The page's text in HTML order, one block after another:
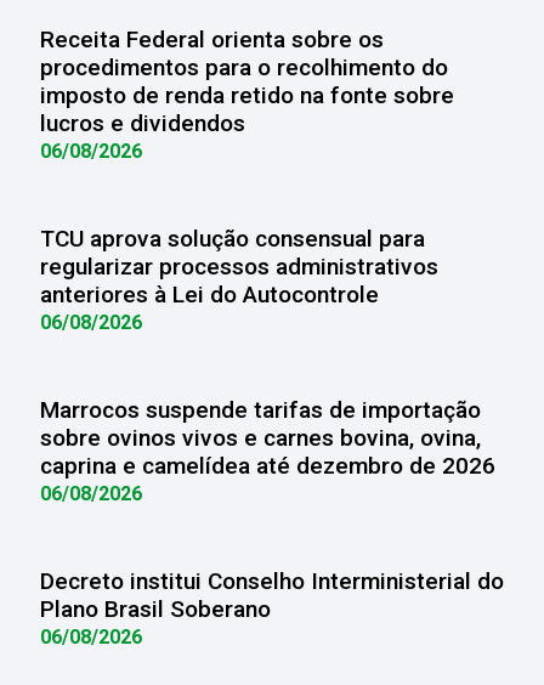
Receita Federal orienta sobre os
procedimentos para o recolhimento do
imposto de renda retido na fonte sobre
lucros e dividendos
06/08/2026
TCU aprova solução consensual para
regularizar processos administrativos
anteriores à Lei do Autocontrole
06/08/2026
Marrocos suspende tarifas de importação
sobre ovinos vivos e carnes bovina, ovina,
caprina e camelídea até dezembro de 2026
06/08/2026
Decreto institui Conselho Interministerial do
Plano Brasil Soberano
06/08/2026